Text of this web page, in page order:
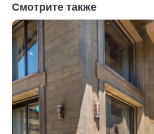
Смотрите также